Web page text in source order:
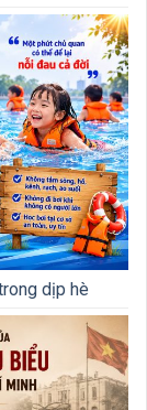
dịp hè